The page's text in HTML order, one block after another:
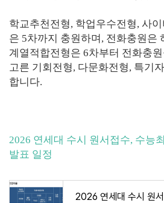
학교추천전형, 학업우수전형, 사
은 5차까지 충원하며, 전화충원은
계열적합전형은 6차부터 전화충
고른 기회전형, 다문화전형, 특기
합니다.
2026 연세대 수시 원서접수, 수능
발표 일정